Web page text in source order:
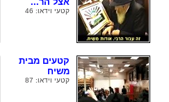
קטעי וידאו: 46
קטעים מבית
משיח
קטעי וידאו: 87